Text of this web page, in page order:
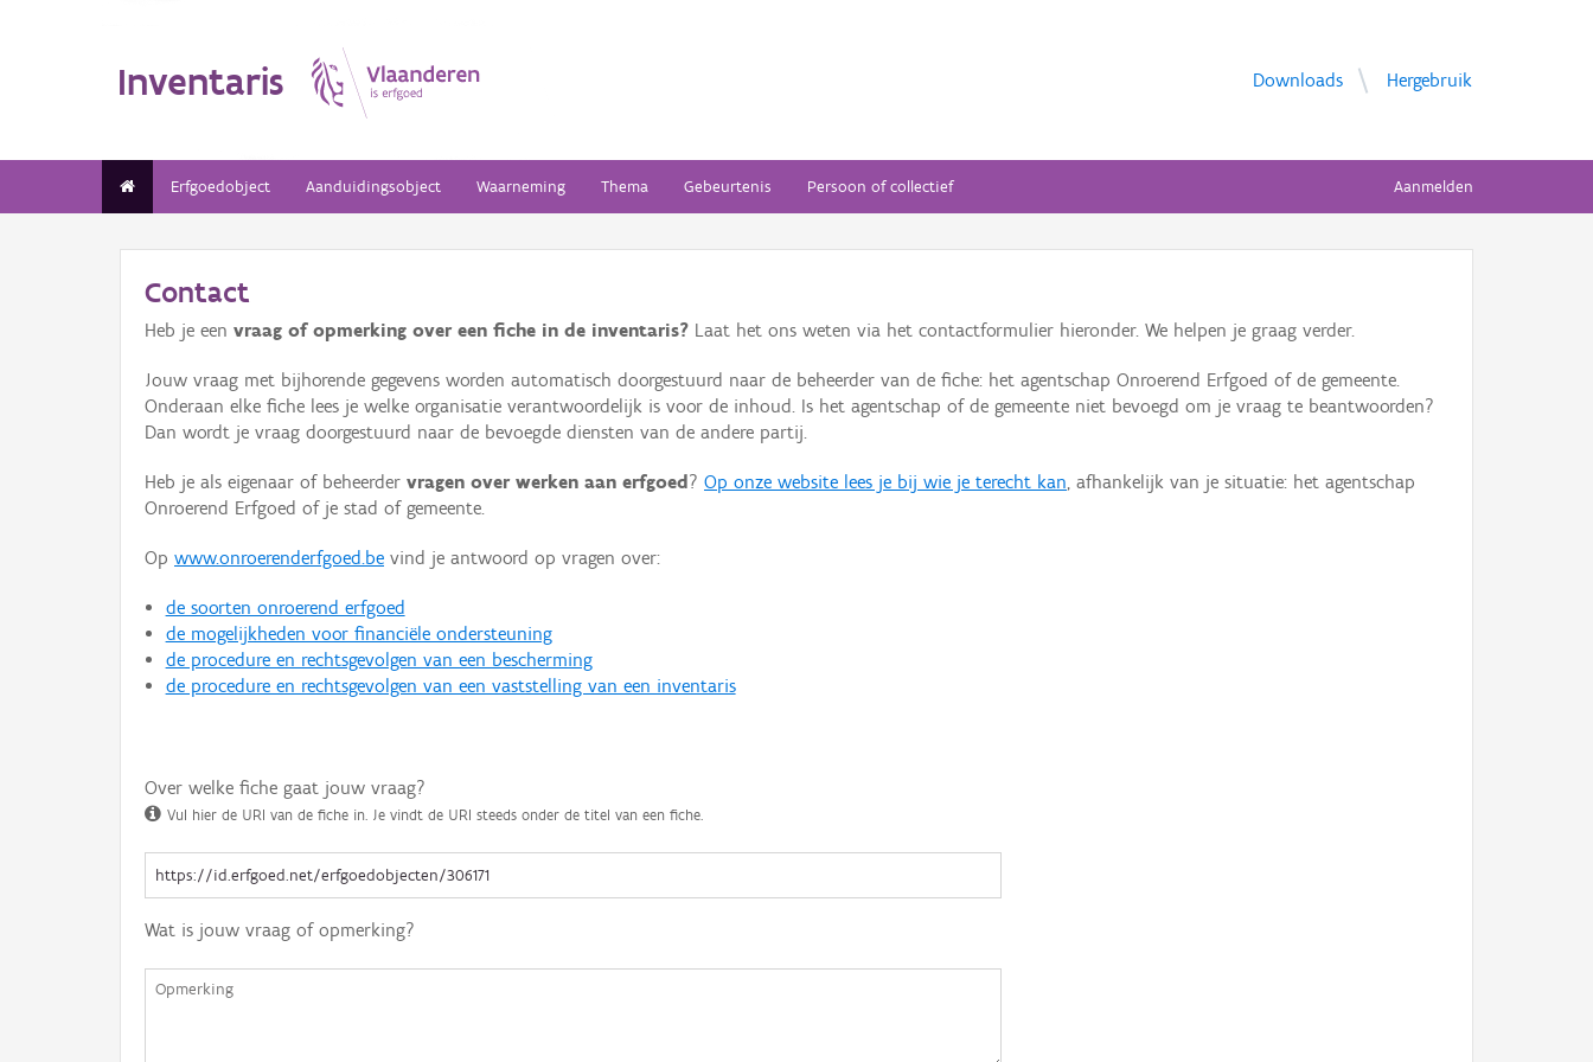
Inventaris Downloads Hergebruik
Erfgoedobject Aanduidingsobject Waarneming Thema Gebeurtenis Persoon of collectief Aanmelden
Contact
Heb je een vraag of opmerking over een fiche in de inventaris? Laat het ons weten via het contactformulier hieronder. We helpen je graag verder.
Jouw vraag met bijhorende gegevens worden automatisch doorgestuurd naar de beheerder van de fiche: het agentschap Onroerend Erfgoed of de gemeente.
Onderaan elke fiche lees je welke organisatie verantwoordelijk is voor de inhoud. Is het agentschap of de gemeente niet bevoegd om je vraag te beantwoorden?
Dan wordt je vraag doorgestuurd naar de bevoegde diensten van de andere partij.
Heb je als eigenaar of beheerder vragen over werken aan erfgoed ? Op onze website lees je bij wie je terecht kan, afhankelijk van je situatie: het agentschap
Onroerend Erfgoed of je stad of gemeente.
Op www.onroerenderfgoed.be vind je antwoord op vragen over:
de soorten onroerend erfgoed
de mogelijkheden voor financiële ondersteuning
de procedure en rechtsgevolgen van een bescherming
de procedure en rechtsgevolgen van een vaststelling van een inventaris
Over welke fiche gaat jouw vraag?
Vul hier de URI van de fiche in. Je vindt de URI steeds onder de titel van een fiche.
Wat is jouw vraag of opmerking?